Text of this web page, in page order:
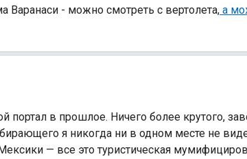
Индийский
Варанаси - можно смотреть с вертолета, а
портал в прошлое. Ничего более крутого,
я никогда ни в одном месте не
— все это туристическая